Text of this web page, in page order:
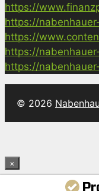
https://
https://
https://
https://
https://
© 2026
×